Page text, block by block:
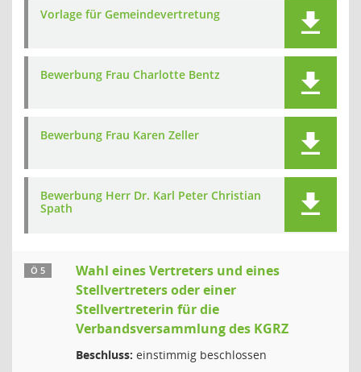
Vorlage für Gemeindevertretung
Bewerbung Frau Charlotte Bentz
Bewerbung Frau Karen Zeller
Bewerbung Herr Dr. Karl Peter Christian
Spath
Ö 5
Wahl eines Vertreters und eines
Stellvertreters oder einer
Stellvertreterin für die
Verbandsversammlung des KGRZ
Beschluss: einstimmig beschlossen